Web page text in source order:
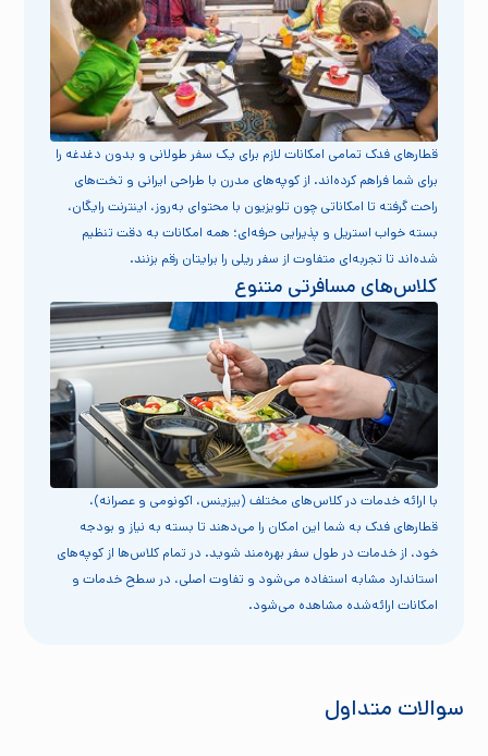
قطارهای فدک تمامی امکانات لازم برای یک سفر طولانی و بدون دغدغه را
برای شما فراهم کرده‌اند. از کوپه‌های مدرن با طراحی ایرانی و تخت‌های
راحت گرفته تا امکاناتی چون تلویزیون با محتوای به‌روز، اینترنت رایگان،
بسته خواب استریل و پذیرایی حرفه‌ای؛ همه امکانات به دقت تنظیم
شده‌اند تا تجربه‌ای متفاوت از سفر ریلی را برایتان رقم بزنند.
کلاس‌های مسافرتی متنوع
با ارائه خدمات در کلاس‌های مختلف (بیزینس، اکونومی و عصرانه)،
قطارهای فدک به شما این امکان را می‌دهند تا بسته به نیاز و بودجه
خود، از خدمات در طول سفر بهره‌مند شوید. در تمام کلاس‌ها از کوپه‌های
استاندارد مشابه استفاده می‌شود و تفاوت اصلی، در سطح خدمات و
امکانات ارائه‌شده مشاهده می‌شود.
سوالات متداول